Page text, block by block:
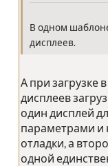
В одном
дисплеев.
А при загрузке
дисплеев
один дисплей
параметрами и
отладки, а
одной